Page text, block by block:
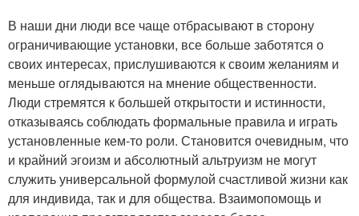
В наши дни люди все чаще отбрасывают в сторону
ограничивающие установки, все больше заботятся о
своих интересах, прислушиваются к своим желаниям и
меньше оглядываются на мнение общественности.
Люди стремятся к большей открытости и истинности,
отказываясь соблюдать формальные правила и играть
установленные кем-то роли. Становится очевидным, что
и крайний эгоизм и абсолютный альтруизм не могут
служить универсальной формулой счастливой жизни как
для индивида, так и для общества. Взаимопомощь и